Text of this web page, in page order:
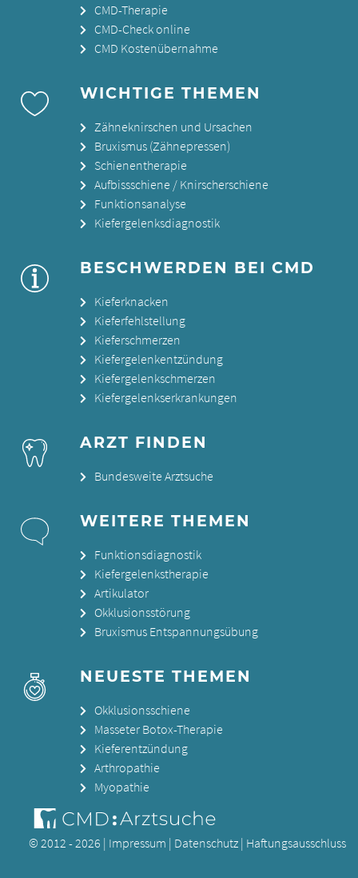
CMD-Therapie
CMD-Check online
CMD Kostenübernahme
WICHTIGE THEMEN
Zähneknirschen und Ursachen
Bruxismus (Zähnepressen)
Schienentherapie
Aufbissschiene / Knirscherschiene
Funktionsanalyse
Kiefergelenksdiagnostik
BESCHWERDEN BEI CMD
Kieferknacken
Kieferfehlstellung
Kieferschmerzen
Kiefergelenkentzündung
Kiefergelenkschmerzen
Kiefergelenkserkrankungen
ARZT FINDEN
Bundesweite Arztsuche
WEITERE THEMEN
Funktionsdiagnostik
Kiefergelenkstherapie
Artikulator
Okklusionsstörung
Bruxismus Entspannungsübung
NEUESTE THEMEN
Okklusionsschiene
Masseter Botox-Therapie
Kieferentzündung
Arthropathie
Myopathie
© 2012 - 2026 | Impressum | Datenschutz | Haftungsausschluss